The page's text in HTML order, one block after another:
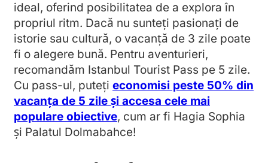
ideal, oferind posibilitatea de a explora în
propriul ritm. Dacă nu sunteți pasionați de
istorie sau cultură, o vacanță de 3 zile poate
fi o alegere bună. Pentru aventurieri,
recomandăm Istanbul Tourist Pass pe 5 zile.
Cu pass-ul, puteți economisi peste 50% din
vacanța de 5 zile și accesa cele mai
populare obiective, cum ar fi Hagia Sophia
și Palatul Dolmabahce!